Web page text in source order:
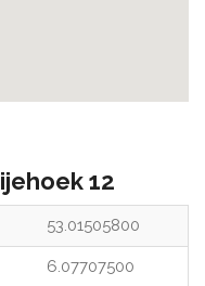
12
53.01505800
6.07707500